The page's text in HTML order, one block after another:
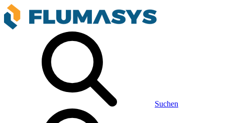
Suchen